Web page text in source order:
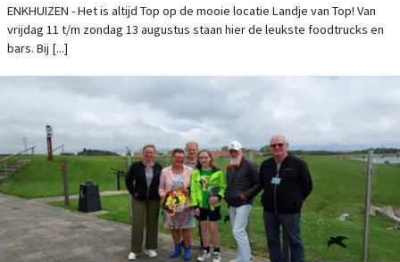
ENKHUIZEN - Het is altijd Top op de mooie locatie Landje van Top! Van
vrijdag 11 t/m zondag 13 augustus staan hier de leukste foodtrucks en
bars. Bij [...]